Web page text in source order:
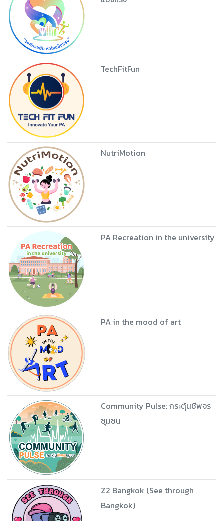
TechFitFun
NutriMotion
PA Recreation in the university
PA in the mood of art
Community Pulse: กระตุ้นชีพจร
ชุมชน
Z2 Bangkok (See through
Bangkok)